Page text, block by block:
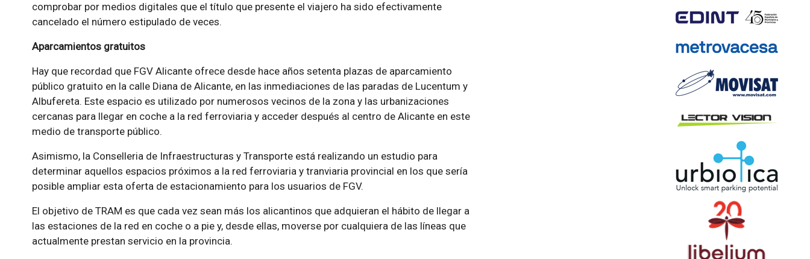
comprobar por medios digitales que el título que presente el viajero ha sido efectivamente
cancelado el número estipulado de veces.
Aparcamientos gratuitos
Hay que recordad que FGV Alicante ofrece desde hace años setenta plazas de aparcamiento
público gratuito en la calle Diana de Alicante, en las inmediaciones de las paradas de Lucentum y
Albufereta. Este espacio es utilizado por numerosos vecinos de la zona y las urbanizaciones
cercanas para llegar en coche a la red ferroviaria y acceder después al centro de Alicante en este
medio de transporte público.
Asimismo, la Conselleria de Infraestructuras y Transporte está realizando un estudio para
determinar aquellos espacios próximos a la red ferroviaria y tranviaria provincial en los que sería
posible ampliar esta oferta de estacionamiento para los usuarios de FGV.
El objetivo de TRAM es que cada vez sean más los alicantinos que adquieran el hábito de llegar a
las estaciones de la red en coche o a pie y, desde ellas, moverse por cualquiera de las líneas que
actualmente prestan servicio en la provincia.